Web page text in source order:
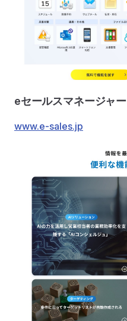
eセールスマネージャー
www.e-sales.jp